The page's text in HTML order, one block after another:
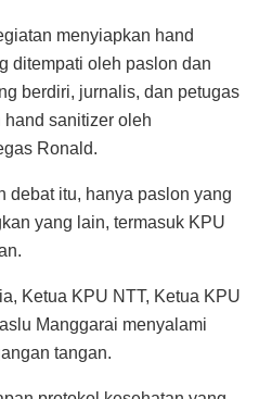
menyiapkan hand
ditempati oleh paslon dan
berdiri, jurnalis, dan petugas
sanitizer oleh
Ronald.
debat itu, hanya paslon yang
yang lain, termasuk KPU
Ketua KPU NTT, Ketua KPU
Manggarai menyalami
tangan.